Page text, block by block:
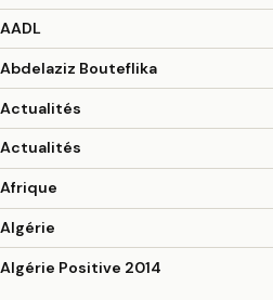
AADL
Abdelaziz Bouteflika
Actualités
Actualités
Afrique
Algérie
Algérie Positive 2014